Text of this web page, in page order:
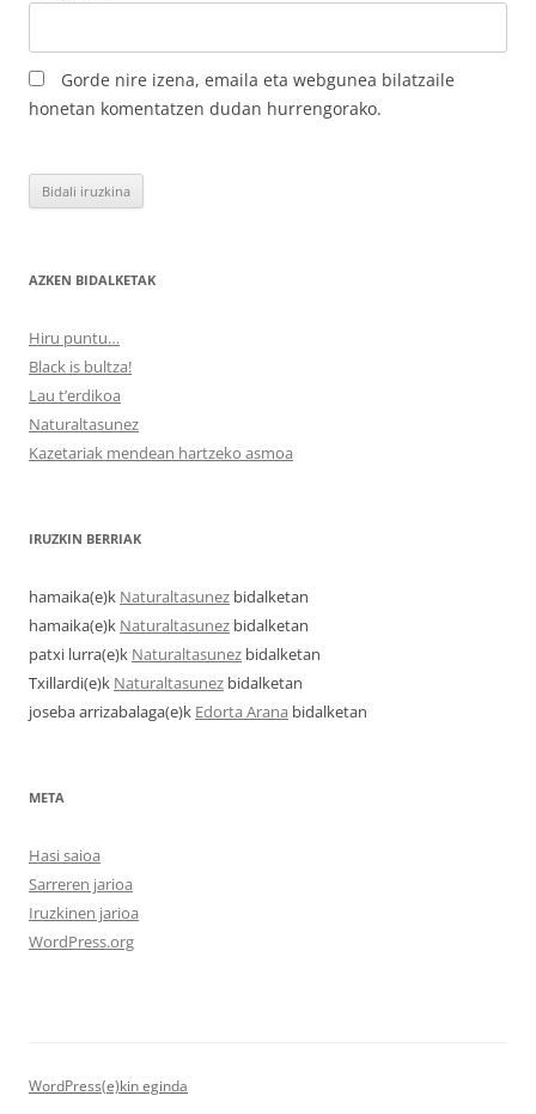
Gorde nire izena, emaila eta webgunea bilatzaile
honetan komentatzen dudan hurrengorako.
AZKEN BIDALKETAK
Hiru puntu…
Black is bultza!
Lau t’erdikoa
Naturaltasunez
Kazetariak mendean hartzeko asmoa
IRUZKIN BERRIAK
hamaika(e)k Naturaltasunez bidalketan
hamaika(e)k Naturaltasunez bidalketan
patxi lurra(e)k Naturaltasunez bidalketan
Txillardi(e)k Naturaltasunez bidalketan
joseba arrizabalaga(e)k Edorta Arana bidalketan
META
Hasi saioa
Sarreren jarioa
Iruzkinen jarioa
WordPress.org
WordPress(e)kin eginda